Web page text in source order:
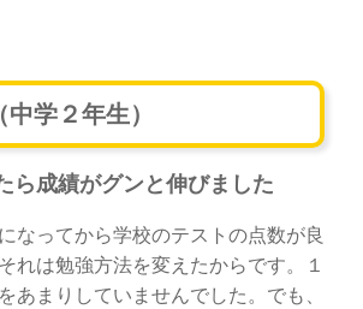
学２年生）
ら成績がグンと伸びました
なってから学校のテストの点数が良
れは勉強方法を変えたからです。１
あまりしていませんでした。でも、